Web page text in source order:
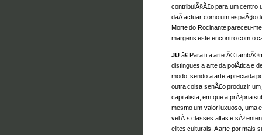
contribuiÃ§Ã£o para um centro
daÃ­ actuar como um espaÃ§o
Morte do Rocinante pareceu-
margens este encontro com o
JU:â€‚Para ti a arte Ã©
distingues a arte da polÃ­tica e
modo, sendo a arte apreciada
outra coisa senÃ£o produzir
capitalista, em que a prÃ³pria
mesmo um valor luxuoso, uma
vel Ã s classes altas e sÃ³
elites culturais. A arte por mais